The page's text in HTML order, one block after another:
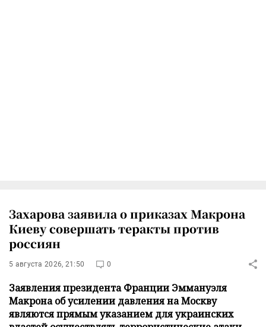
Захарова заявила о приказах Макрона
Киеву совершать теракты против
россиян
5 августа 2026, 21:50 0
Заявления президента Франции Эммануэля
Макрона об усилении давления на Москву
являются прямым указанием для украинских